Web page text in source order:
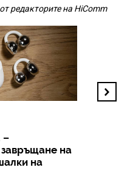
редакторите на HiComm
–
на
на